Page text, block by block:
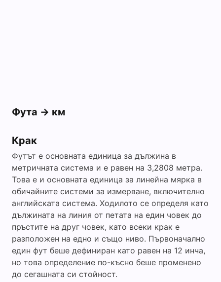
Фута -> км
Крак
Футът е основната единица за дължина в
метричната система и е равен на 3,2808 метра.
Това е и основната единица за линейна мярка в
обичайните системи за измерване, включително
английската система. Ходилото се определя като
дължината на линия от петата на един човек до
пръстите на друг човек, като всеки крак е
разположен на едно и също ниво. Първоначално
един фут беше дефиниран като равен на 12 инча,
но това определение по-късно беше променено
до сегашната си стойност.